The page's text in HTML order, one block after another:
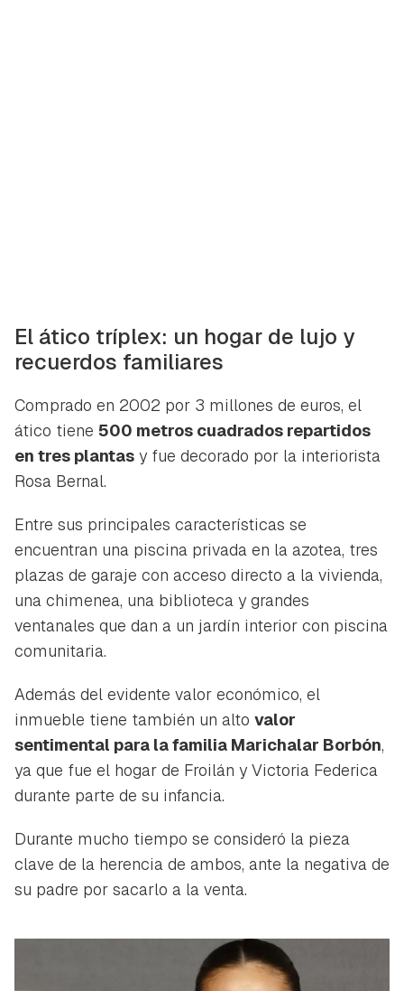
El ático tríplex: un hogar de lujo y
recuerdos familiares
Comprado en 2002 por 3 millones de euros, el
ático tiene 500 metros cuadrados repartidos
en tres plantas y fue decorado por la interiorista
Rosa Bernal.
Entre sus principales características se
encuentran una piscina privada en la azotea, tres
plazas de garaje con acceso directo a la vivienda,
una chimenea, una biblioteca y grandes
ventanales que dan a un jardín interior con piscina
comunitaria.
Además del evidente valor económico, el
inmueble tiene también un alto valor
sentimental para la familia Marichalar Borbón,
ya que fue el hogar de Froilán y Victoria Federica
durante parte de su infancia.
Durante mucho tiempo se consideró la pieza
clave de la herencia de ambos, ante la negativa de
su padre por sacarlo a la venta.